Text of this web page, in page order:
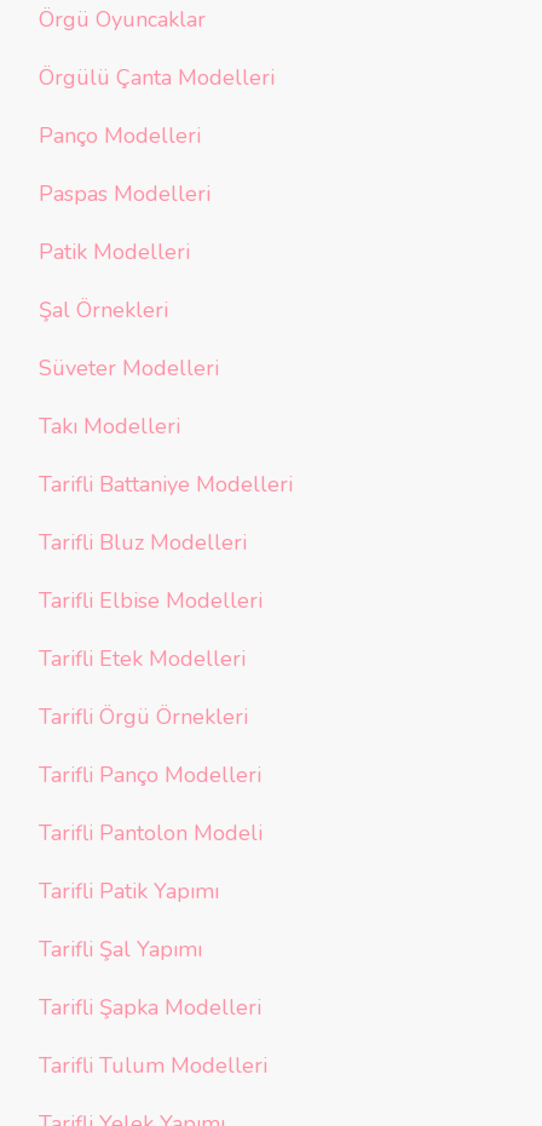
Örgü Oyuncaklar
Örgülü Çanta Modelleri
Panço Modelleri
Paspas Modelleri
Patik Modelleri
Şal Örnekleri
Süveter Modelleri
Takı Modelleri
Tarifli Battaniye Modelleri
Tarifli Bluz Modelleri
Tarifli Elbise Modelleri
Tarifli Etek Modelleri
Tarifli Örgü Örnekleri
Tarifli Panço Modelleri
Tarifli Pantolon Modeli
Tarifli Patik Yapımı
Tarifli Şal Yapımı
Tarifli Şapka Modelleri
Tarifli Tulum Modelleri